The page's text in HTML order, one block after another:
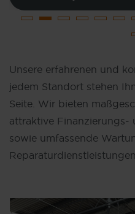
Unsere erfahrenen und
jedem Standort stehen
Seite. Wir bieten
attraktive Finanzierungs-
sowie umfassende